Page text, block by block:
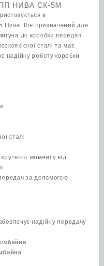
НИВА СК-5М
в
Нива. Він призначений для
до коробки передач
сталі та має
надійну роботу коробки
сталі
моменту від
за допомогою
надійну передачу